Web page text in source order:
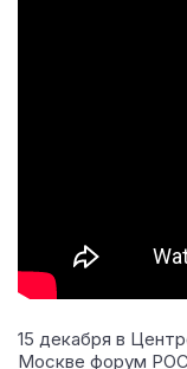
15 декабря в
Москве форум